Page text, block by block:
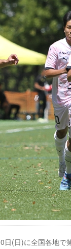
(日)に全国各地で